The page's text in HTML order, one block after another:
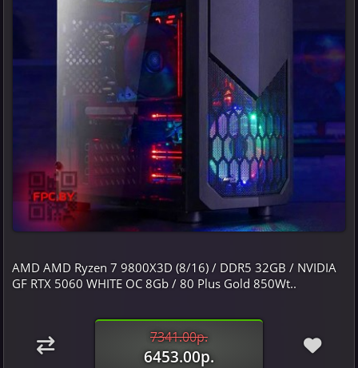
AMD AMD Ryzen 7 9800X3D (8/16) / DDR5 32GB / NVIDIA
GF RTX 5060 WHITE OC 8Gb / 80 Plus Gold 850Wt..
7341.00р.
6453.00р.